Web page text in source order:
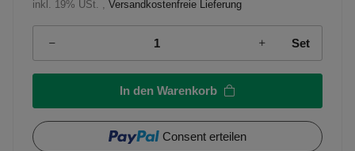
inkl. 19% USt. , Versandkostenfreie Lieferung
Set
In den Warenkorb
Consent erteilen